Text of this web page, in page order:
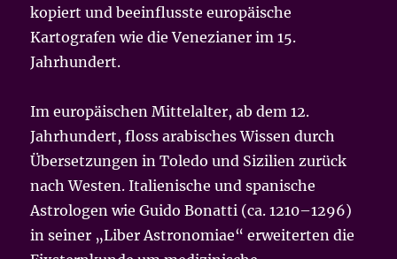
kopiert und beeinflusste europäische
Kartografen wie die Venezianer im 15.
Jahrhundert.
Im europäischen Mittelalter, ab dem 12.
Jahrhundert, floss arabisches Wissen durch
Übersetzungen in Toledo und Sizilien zurück
nach Westen. Italienische und spanische
Astrologen wie Guido Bonatti (ca. 1210–1296)
in seiner „Liber Astronomiae“ erweiterten die